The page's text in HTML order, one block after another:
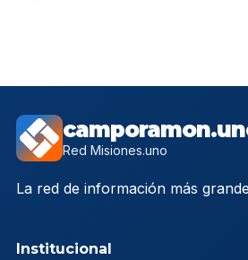
Red Misiones.uno
La red de información más
Institucional